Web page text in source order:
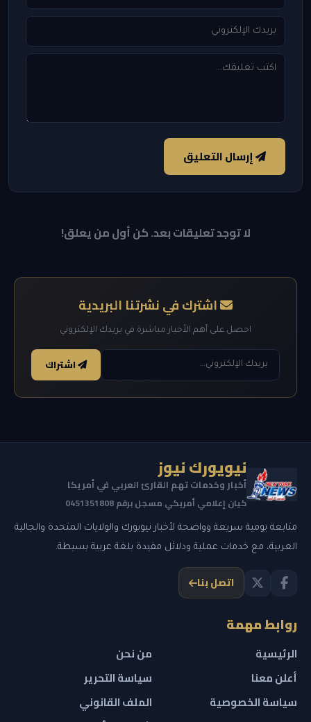
إرسال التعليق
لا توجد تعليقات بعد. كن أول من يعلق!
اشترك في نشرتنا البريدية
احصل على أهم الأخبار مباشرة في بريدك الإلكتروني
اشتراك
نيويورك نيوز
أخبار وخدمات تهم القارئ العربي في أمريكا
كيان إعلامي أمريكي مسجل برقم 0451351808
متابعة يومية سريعة وواضحة لأخبار نيويورك والولايات المتحدة والجالية
العربية، مع خدمات عملية ودلائل مفيدة بلغة عربية بسيطة.
اتصل بنا
روابط مهمة
الرئيسية
من نحن
أعلن معنا
سياسة التحرير
سياسة الخصوصية
الملف القانوني